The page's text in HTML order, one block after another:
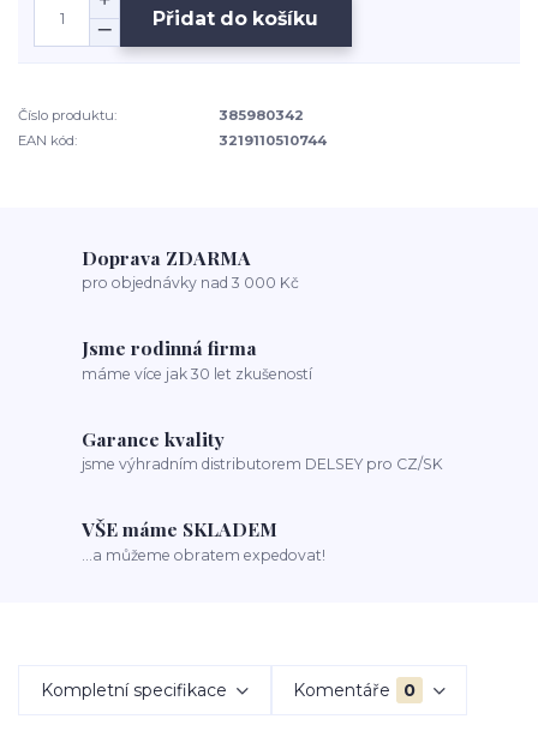
Přidat do košíku
Číslo produktu:
385980342
EAN kód:
3219110510744
Doprava ZDARMA
pro objednávky nad 3 000 Kč
Jsme rodinná firma
máme více jak 30 let zkušeností
Garance kvality
jsme výhradním distributorem DELSEY pro CZ/SK
VŠE máme SKLADEM
...a můžeme obratem expedovat!
Kompletní specifikace Komentáře 0